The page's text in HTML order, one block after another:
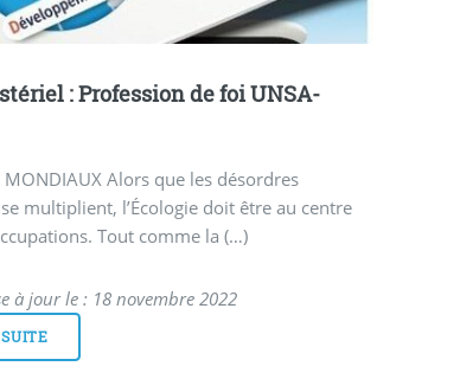
: Profession de foi UNSA-
MONDIAUX Alors que les désordres
multiplient, l’Écologie doit être au centre
Tout comme la (…)
à jour le : 18 novembre 2022